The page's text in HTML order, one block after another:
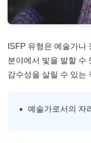
ISFP 유형은 예술가나
분야에서 빛을 발할 수
감수성을 살릴 수 있는
예술가로서의 자